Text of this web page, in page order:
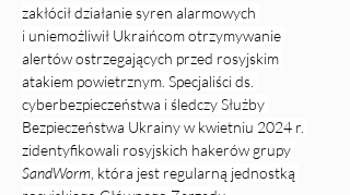
zakłócił działanie syren alarmowych
i uniemożliwił Ukraińcom otrzymywanie
alertów ostrzegających przed rosyjskim
atakiem powietrznym. Specjaliści ds.
cyberbezpieczeństwa i śledczy Służby
Bezpieczeństwa Ukrainy w kwietniu 2024 r.
zidentyfikowali rosyjskich hakerów grupy
SandWorm , która jest regularną jednostką